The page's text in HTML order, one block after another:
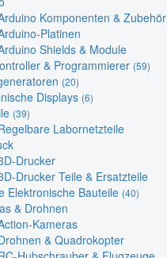
Komponenten & Zubehör
Platinen
Shields & Module
& Programmierer (59)
(20)
Displays (6)
(39)
Labornetzteile
Drucker
Drucker Teile & Ersatzteile
Elektronische Bauteile (40)
& Drohnen
Kameras
& Quadrokopter